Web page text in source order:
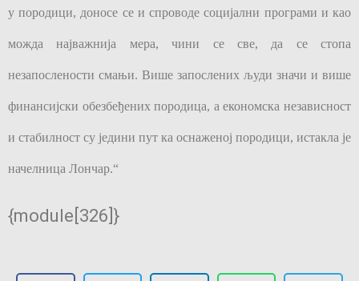
у породици, доносе се и спроводе социјални програми и као
можда најважнија мера, чини се све, да се стопа
незапослености смањи. Више запослених људи значи и више
финансијски обезбеђених породица, а економска независност
и стабилност су једини пут ка оснаженој породици, истакла је
начелница Лончар.“
{module[326]}